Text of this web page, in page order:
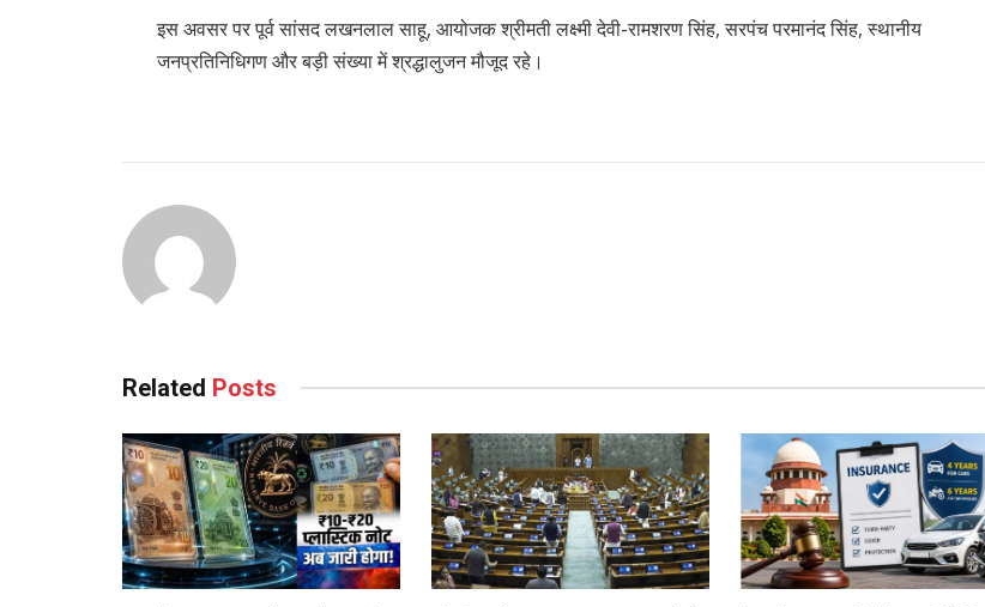
इस अवसर पर पूर्व सांसद लखनलाल साहू, आयोजक श्रीमती लक्ष्मी देवी-रामशरण सिंह, सरपंच परमानंद सिंह, स्थानीय
जनप्रतिनिधिगण और बड़ी संख्या में श्रद्धालुजन मौजूद रहे।
Related Posts